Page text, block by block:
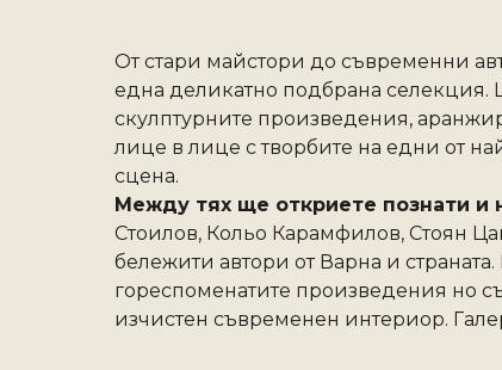
От стари майстори до съвременни
една деликатно подбрана селекция.
скулптурните произведения,
лице в лице с творбите на едни от
сцена.
Между тях ще откриете познати и
Стоилов, Кольо Карамфилов, Стоян
бележити автори от Варна и
гореспоменатите произведения но
изчистен съвременен интериор.